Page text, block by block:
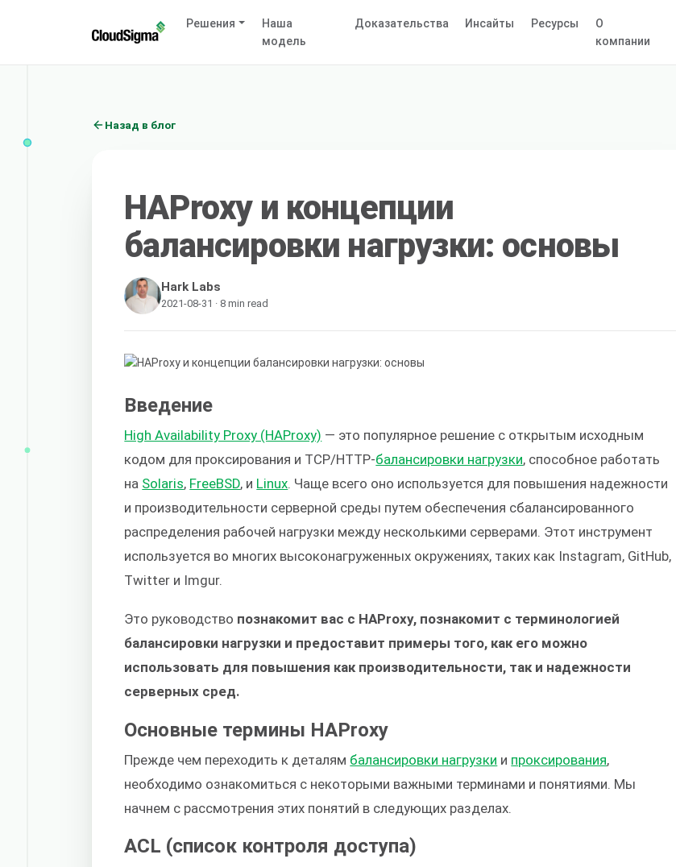
Решения
Наша
модель
Доказательства Инсайты Ресурсы
О
компании
Назад в блог
HAProxy и концепции
балансировки нагрузки: основы
Hark Labs
2021-08-31 · 8 min read
Введение
High Availability Proxy (HAProxy) — это популярное решение с открытым исходным
кодом для проксирования и TCP/HTTP-балансировки нагрузки, способное работать
на Solaris, FreeBSD, и Linux. Чаще всего оно используется для повышения надежности
и производительности серверной среды путем обеспечения сбалансированного
распределения рабочей нагрузки между несколькими серверами. Этот инструмент
используется во многих высоконагруженных окружениях, таких как Instagram, GitHub,
Twitter и Imgur.
Это руководство познакомит вас с HAProxy, познакомит с терминологией
балансировки нагрузки и предоставит примеры того, как его можно
использовать для повышения как производительности, так и надежности
серверных сред.
Основные термины HAProxy
Прежде чем переходить к деталям балансировки нагрузки и проксирования,
необходимо ознакомиться с некоторыми важными терминами и понятиями. Мы
начнем с рассмотрения этих понятий в следующих разделах.
ACL (список контроля доступа)